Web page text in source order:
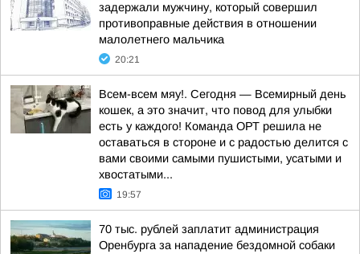
задержали мужчину, который совершил
противоправные действия в отношении
малолетнего мальчика
20:21
Всем-всем мяу!. Сегодня — Всемирный день
кошек, а это значит, что повод для улыбки
есть у каждого! Команда ОРТ решила не
оставаться в стороне и с радостью делится с
вами своими самыми пушистыми, усатыми и
хвостатыми...
19:57
70 тыс. рублей заплатит администрация
Оренбурга за нападение бездомной собаки